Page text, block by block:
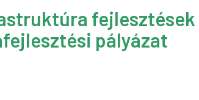
fejlesztések
pályázat